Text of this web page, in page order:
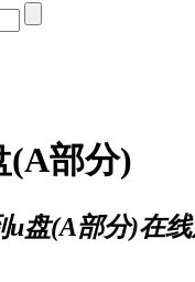
(A部分)
u盘(A部分)在